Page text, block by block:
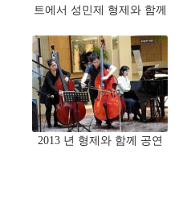
트에서 성민제 형제와 함께
2013 년 형제와 함께 공연